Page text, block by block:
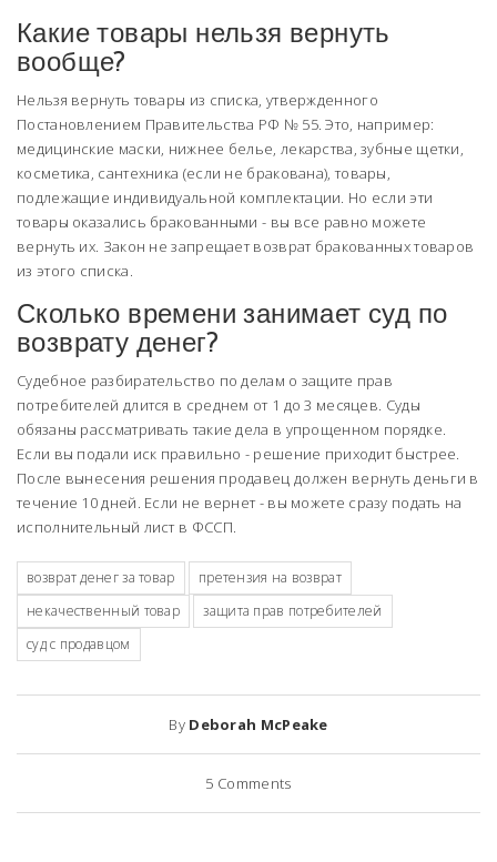
Какие товары нельзя вернуть
вообще?
Нельзя вернуть товары из списка, утвержденного
Постановлением Правительства РФ № 55. Это, например:
медицинские маски, нижнее белье, лекарства, зубные щетки,
косметика, сантехника (если не бракована), товары,
подлежащие индивидуальной комплектации. Но если эти
товары оказались бракованными - вы все равно можете
вернуть их. Закон не запрещает возврат бракованных товаров
из этого списка.
Сколько времени занимает суд по
возврату денег?
Судебное разбирательство по делам о защите прав
потребителей длится в среднем от 1 до 3 месяцев. Суды
обязаны рассматривать такие дела в упрощенном порядке.
Если вы подали иск правильно - решение приходит быстрее.
После вынесения решения продавец должен вернуть деньги в
течение 10 дней. Если не вернет - вы можете сразу подать на
исполнительный лист в ФССП.
возврат денег за товар
претензия на возврат
некачественный товар
защита прав потребителей
суд с продавцом
By Deborah McPeake
5 Comments